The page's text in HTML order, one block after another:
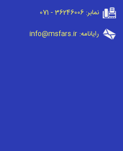
نمابر:071 - 36246006
رایانامه:info@msfars.ir